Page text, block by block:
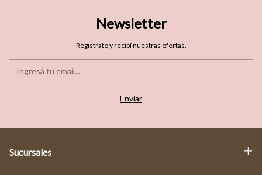
Newsletter
Registrate y recibí nuestras ofertas.
Sucursales